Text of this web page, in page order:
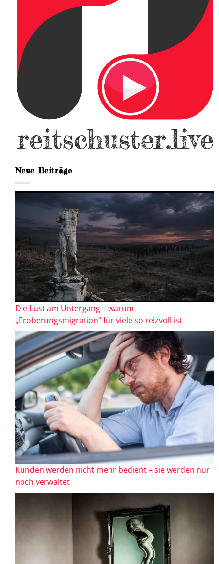
Neue Beiträge
Die Lust am Untergang – warum
„Eroberungsmigration“ für viele so reizvoll ist
Kunden werden nicht mehr bedient – sie werden nur
noch verwaltet